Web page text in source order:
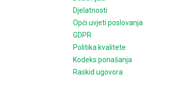
Djelatnosti
Opći uvjeti poslovanja
GDPR
Politika kvalitete
Kodeks ponašanja
Raskid ugovora